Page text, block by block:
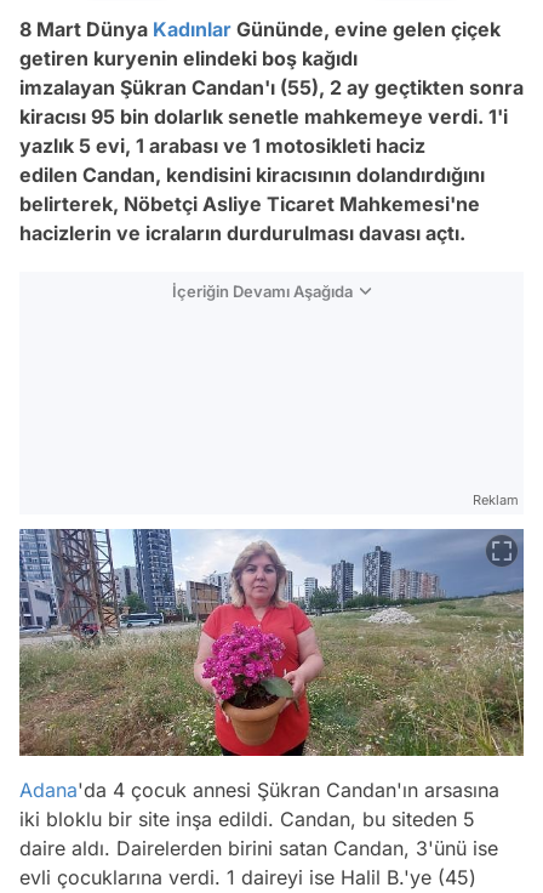
8 Mart Dünya Kadınlar Gününde, evine gelen çiçek
getiren kuryenin elindeki boş kağıdı
imzalayan Şükran Candan'ı (55), 2 ay geçtikten sonra
kiracısı 95 bin dolarlık senetle mahkemeye verdi. 1'i
yazlık 5 evi, 1 arabası ve 1 motosikleti haciz
edilen Candan, kendisini kiracısının dolandırdığını
belirterek, Nöbetçi Asliye Ticaret Mahkemesi'ne
hacizlerin ve icraların durdurulması davası açtı.
İçeriğin Devamı Aşağıda
Reklam
Adana'da 4 çocuk annesi Şükran Candan'ın arsasına
iki bloklu bir site inşa edildi. Candan, bu siteden 5
daire aldı. Dairelerden birini satan Candan, 3'ünü ise
evli çocuklarına verdi. 1 daireyi ise Halil B.'ye (45)